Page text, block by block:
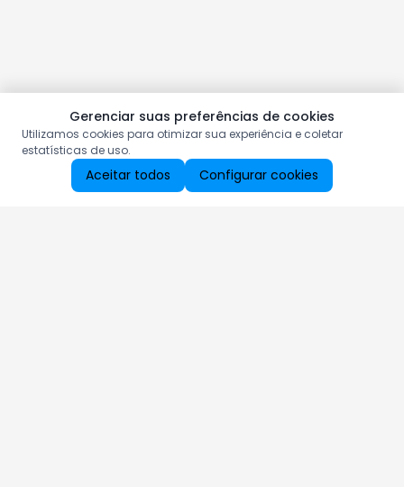
Gerenciar suas preferências de cookies
Utilizamos cookies para otimizar sua experiência e coletar
estatísticas de uso.
Aceitar todos Configurar cookies